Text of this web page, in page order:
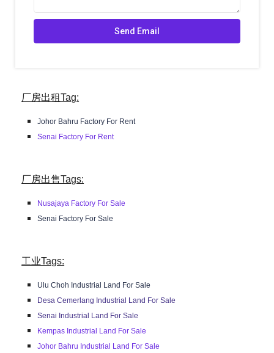
厂房出租Tag:
Johor Bahru Factory For Rent
Senai Factory For Rent
厂房出售Tags:
Nusajaya Factory For Sale
Senai Factory For Sale
工业Tags:
Ulu Choh Industrial Land For Sale
Desa Cemerlang Industrial Land For Sale
Senai Industrial Land For Sale
Kempas Industrial Land For Sale
Johor Bahru Industrial Land For Sale